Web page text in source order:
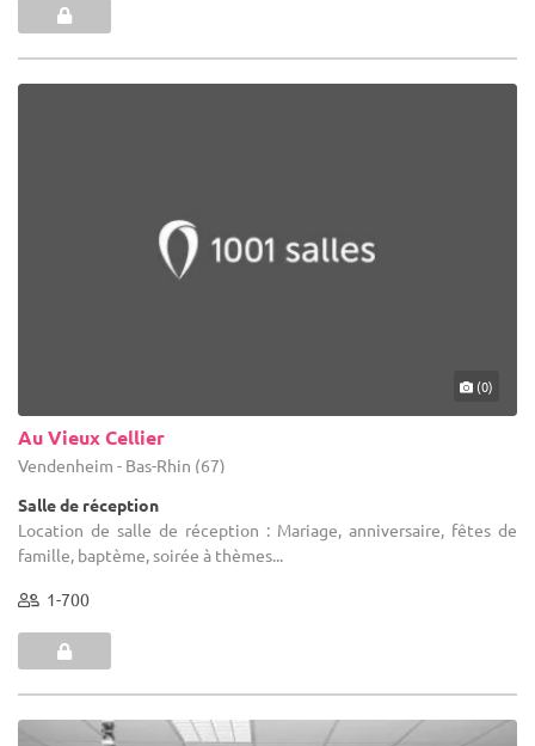
(0)
Au Vieux Cellier
Vendenheim - Bas-Rhin (67)
Salle de réception
Location de salle de réception : Mariage, anniversaire, fêtes de
famille, baptème, soirée à thèmes...
1-700